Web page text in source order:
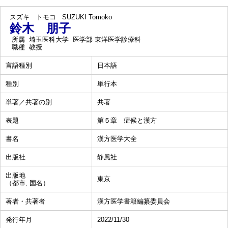
スズキ トモコ SUZUKI Tomoko
鈴木 朋子
所属 埼玉医科大学 医学部 東洋医学診療科
職種 教授
言語種別 日本語
種別 単行本
単著／共著の別 共著
表題 第５章 症候と漢方
書名 漢方医学大全
出版社 静風社
出版地
（都市, 国名）
東京
著者・共著者 漢方医学書籍編纂委員会
発行年月 2022/11/30